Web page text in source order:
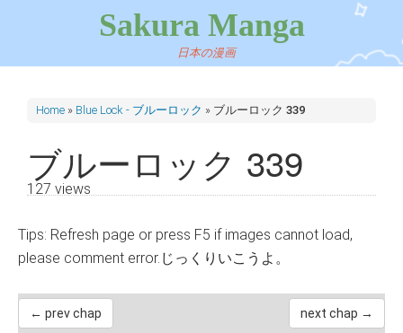
Sakura Manga
日本の漫画
Home » Blue Lock - ブルーロック » ブルーロック 339
ブルーロック 339
127 views
Tips: Refresh page or press F5 if images cannot load,
please comment error.じっくりいこうよ。
← prev chap next chap →